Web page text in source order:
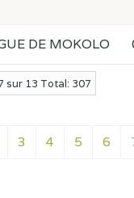
sur 13 Total: 307
3 4 5 6
DE MOKOLO